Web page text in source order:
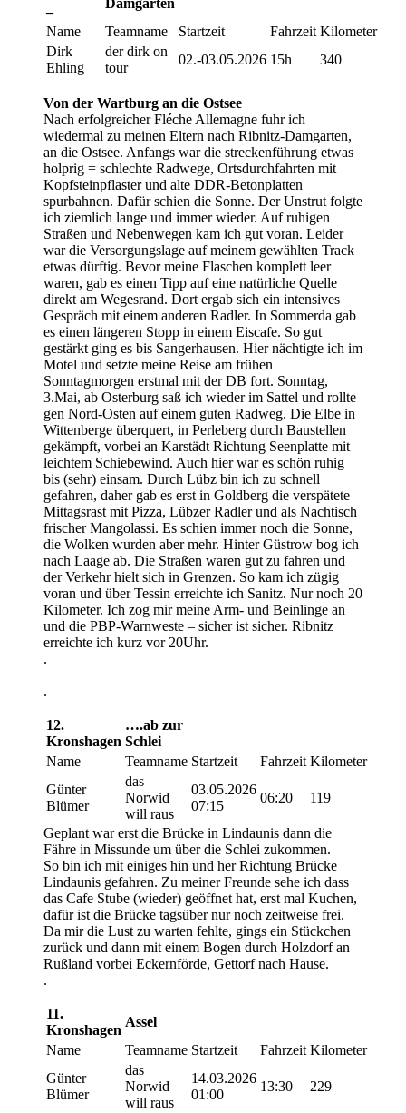
–
Damgarten
Name
Teamname Startzeit Fahrzeit Kilometer
Dirk
Ehling
der dirk on
tour
02.-03.05.2026 15h 340
Von der Wartburg an die Ostsee
Nach erfolgreicher Fléche Allemagne fuhr ich
wiedermal zu meinen Eltern nach Ribnitz-Damgarten,
an die Ostsee. Anfangs war die streckenführung etwas
holprig = schlechte Radwege, Ortsdurchfahrten mit
Kopfsteinpflaster und alte DDR-Betonplatten
spurbahnen. Dafür schien die Sonne. Der Unstrut folgte
ich ziemlich lange und immer wieder. Auf ruhigen
Straßen und Nebenwegen kam ich gut voran. Leider
war die Versorgungslage auf meinem gewählten Track
etwas dürftig. Bevor meine Flaschen komplett leer
waren, gab es einen Tipp auf eine natürliche Quelle
direkt am Wegesrand. Dort ergab sich ein intensives
Gespräch mit einem anderen Radler. In Sommerda gab
es einen längeren Stopp in einem Eiscafe. So gut
gestärkt ging es bis Sangerhausen. Hier nächtigte ich im
Motel und setzte meine Reise am frühen
Sonntagmorgen erstmal mit der DB fort. Sonntag,
3.Mai, ab Osterburg saß ich wieder im Sattel und rollte
gen Nord-Osten auf einem guten Radweg. Die Elbe in
Wittenberge überquert, in Perleberg durch Baustellen
gekämpft, vorbei an Karstädt Richtung Seenplatte mit
leichtem Schiebewind. Auch hier war es schön ruhig
bis (sehr) einsam. Durch Lübz bin ich zu schnell
gefahren, daher gab es erst in Goldberg die verspätete
Mittagsrast mit Pizza, Lübzer Radler und als Nachtisch
frischer Mangolassi. Es schien immer noch die Sonne,
die Wolken wurden aber mehr. Hinter Güstrow bog ich
nach Laage ab. Die Straßen waren gut zu fahren und
der Verkehr hielt sich in Grenzen. So kam ich zügig
voran und über Tessin erreichte ich Sanitz. Nur noch 20
Kilometer. Ich zog mir meine Arm- und Beinlinge an
und die PBP-Warnweste – sicher ist sicher. Ribnitz
erreichte ich kurz vor 20Uhr.
.
.
12.
Kronshagen
….ab zur
Schlei
Name
Teamname Startzeit Fahrzeit Kilometer
Günter
Blümer
das
Norwid
will raus
03.05.2026
07:15
06:20 119
Geplant war erst die Brücke in Lindaunis dann die
Fähre in Missunde um über die Schlei zukommen.
So bin ich mit einiges hin und her Richtung Brücke
Lindaunis gefahren. Zu meiner Freunde sehe ich dass
das Cafe Stube (wieder) geöffnet hat, erst mal Kuchen,
dafür ist die Brücke tagsüber nur noch zeitweise frei.
Da mir die Lust zu warten fehlte, gings ein Stückchen
zurück und dann mit einem Bogen durch Holzdorf an
Rußland vorbei Eckernförde, Gettorf nach Hause.
.
11.
Kronshagen
Assel
Name
Teamname Startzeit Fahrzeit Kilometer
Günter
Blümer
das
Norwid
will raus
14.03.2026
01:00
13:30 229